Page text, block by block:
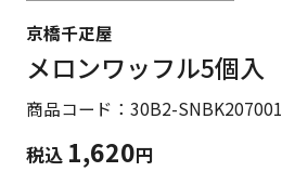
京橋千疋屋
メロンワッフル5個入
商品コード：30B2-SNBK207001
税込 1,620円